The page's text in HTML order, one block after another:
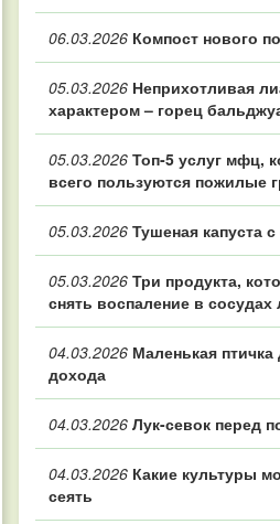
06.03.2026 Компост нового
05.03.2026 Неприхотливая
характером – горец
05.03.2026 Топ‑5 услуг мфц,
всего пользуются пожилые
05.03.2026 Тушеная капуста
05.03.2026 Три продукта,
снять воспаление в
04.03.2026 Маленькая
дохода
04.03.2026 Лук-севок перед
04.03.2026 Какие культуры
сеять